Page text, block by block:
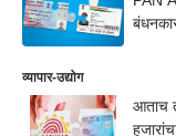
व्यापार-उद्योग
आताच